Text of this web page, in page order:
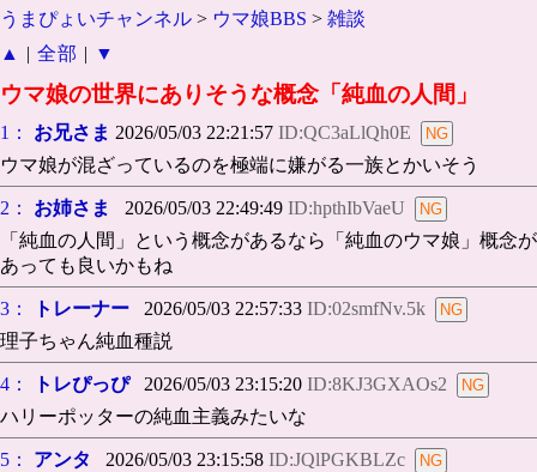
うまぴょいチャンネル > ウマ娘BBS > 雑談
▲
| 全部 | ▼
ウマ娘の世界にありそうな概念「純血の人間」
1： お兄さま 2026/05/03 22:21:57 ID:QC3aLlQh0E
ウマ娘が混ざっているのを極端に嫌がる一族とかいそう
2： お姉さま 2026/05/03 22:49:49 ID:hpthIbVaeU
「純血の人間」という概念があるなら「純血のウマ娘」概念が
あっても良いかもね
3： トレーナー 2026/05/03 22:57:33 ID:02smfNv.5k
理子ちゃん純血種説
4： トレぴっぴ2026/05/03 23:15:20 ID:8KJ3GXAOs2
ハリーポッターの純血主義みたいな
5： アンタ 2026/05/03 23:15:58 ID:JQlPGKBLZc